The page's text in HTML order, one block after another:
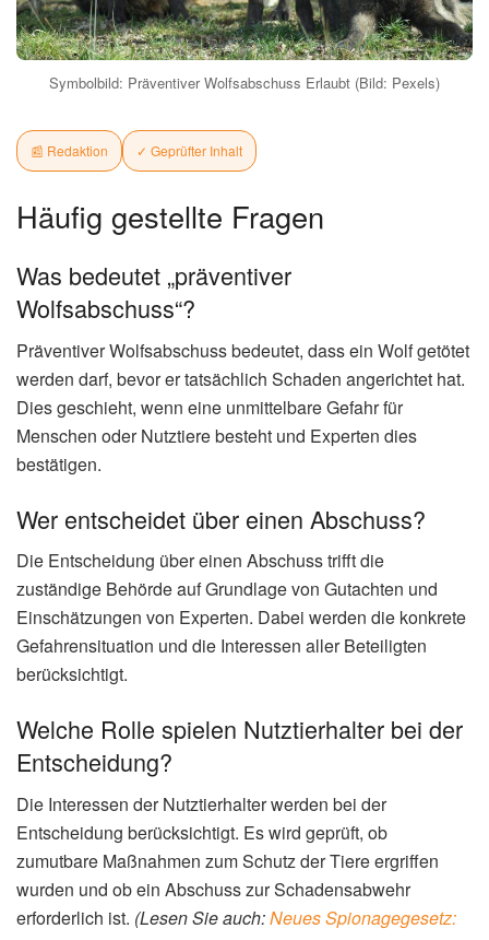
Symbolbild: Präventiver Wolfsabschuss Erlaubt (Bild: Pexels)
📰 Redaktion ✓ Geprüfter Inhalt
Häufig gestellte Fragen
Was bedeutet „präventiver
Wolfsabschuss“?
Präventiver Wolfsabschuss bedeutet, dass ein Wolf getötet
werden darf, bevor er tatsächlich Schaden angerichtet hat.
Dies geschieht, wenn eine unmittelbare Gefahr für
Menschen oder Nutztiere besteht und Experten dies
bestätigen.
Wer entscheidet über einen Abschuss?
Die Entscheidung über einen Abschuss trifft die
zuständige Behörde auf Grundlage von Gutachten und
Einschätzungen von Experten. Dabei werden die konkrete
Gefahrensituation und die Interessen aller Beteiligten
berücksichtigt.
Welche Rolle spielen Nutztierhalter bei der
Entscheidung?
Die Interessen der Nutztierhalter werden bei der
Entscheidung berücksichtigt. Es wird geprüft, ob
zumutbare Maßnahmen zum Schutz der Tiere ergriffen
wurden und ob ein Abschuss zur Schadensabwehr
erforderlich ist. (Lesen Sie auch:Neues Spionagegesetz: